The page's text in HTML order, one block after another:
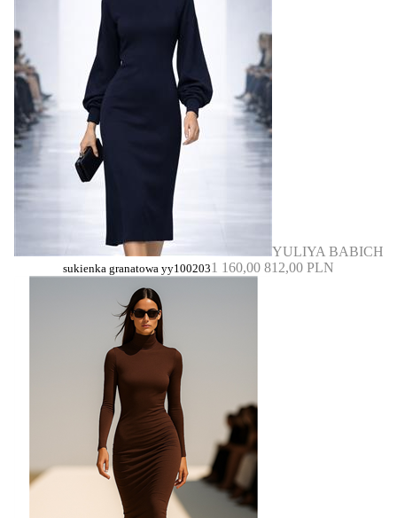
YULIYA BABICH
sukienka granatowa yy1002031 160,00 812,00 PLN